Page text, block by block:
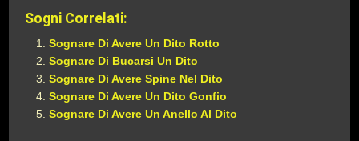
Sogni Correlati:
Sognare Di Avere Un Dito Rotto
Sognare Di Bucarsi Un Dito
Sognare Di Avere Spine Nel Dito
Sognare Di Avere Un Dito Gonfio
Sognare Di Avere Un Anello Al Dito